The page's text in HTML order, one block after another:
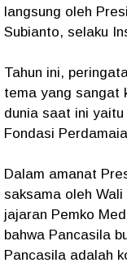
langsung oleh
Subianto, selaku
Tahun ini,
tema yang sangat
dunia saat ini
Fondasi
​Dalam amanat
saksama oleh
jajaran Pemko
bahwa Pancasila
Pancasila adalah